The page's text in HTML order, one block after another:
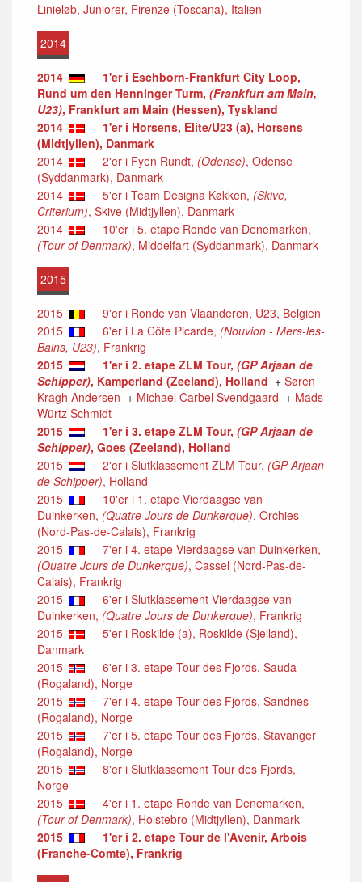
Linieløb, Juniorer, Firenze (Toscana), Italien
2014
2014
1'er i Eschborn-Frankfurt City Loop,
Rund um den Henninger Turm, (Frankfurt am Main,
U23), Frankfurt am Main (Hessen), Tyskland
2014
1'er i Horsens, Elite/U23 (a), Horsens
(Midtjyllen), Danmark
2014
2'er i Fyen Rundt, (Odense), Odense
(Syddanmark), Danmark
2014
5'er i Team Designa Køkken, (Skive,
Criterium), Skive (Midtjyllen), Danmark
2014
10'er i 5. etape Ronde van Denemarken,
(Tour of Denmark), Middelfart (Syddanmark), Danmark
2015
2015
9'er i Ronde van Vlaanderen, U23, Belgien
2015
6'er i La Côte Picarde, (Nouvion - Mers-les-
Bains, U23), Frankrig
2015
1'er i 2. etape ZLM Tour, (GP Arjaan de
Schipper), Kamperland (Zeeland), Holland + Søren
Kragh Andersen + Michael Carbel Svendgaard + Mads
Würtz Schmidt
2015
1'er i 3. etape ZLM Tour, (GP Arjaan de
Schipper), Goes (Zeeland), Holland
2015
2'er i Slutklassement ZLM Tour, (GP Arjaan
de Schipper), Holland
2015
10'er i 1. etape Vierdaagse van
Duinkerken, (Quatre Jours de Dunkerque), Orchies
(Nord-Pas-de-Calais), Frankrig
2015
7'er i 4. etape Vierdaagse van Duinkerken,
(Quatre Jours de Dunkerque), Cassel (Nord-Pas-de-
Calais), Frankrig
2015
6'er i Slutklassement Vierdaagse van
Duinkerken, (Quatre Jours de Dunkerque), Frankrig
2015
5'er i Roskilde (a), Roskilde (Sjelland),
Danmark
2015
6'er i 3. etape Tour des Fjords, Sauda
(Rogaland), Norge
2015
7'er i 4. etape Tour des Fjords, Sandnes
(Rogaland), Norge
2015
7'er i 5. etape Tour des Fjords, Stavanger
(Rogaland), Norge
2015
8'er i Slutklassement Tour des Fjords,
Norge
2015
4'er i 1. etape Ronde van Denemarken,
(Tour of Denmark), Holstebro (Midtjyllen), Danmark
2015
1'er i 2. etape Tour de l'Avenir, Arbois
(Franche-Comte), Frankrig